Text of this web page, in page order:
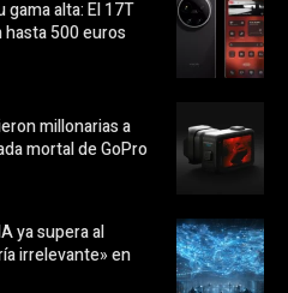
alta: El 17T
500 euros
millonarias a
mortal de GoPro
ya supera al
irrelevante» en